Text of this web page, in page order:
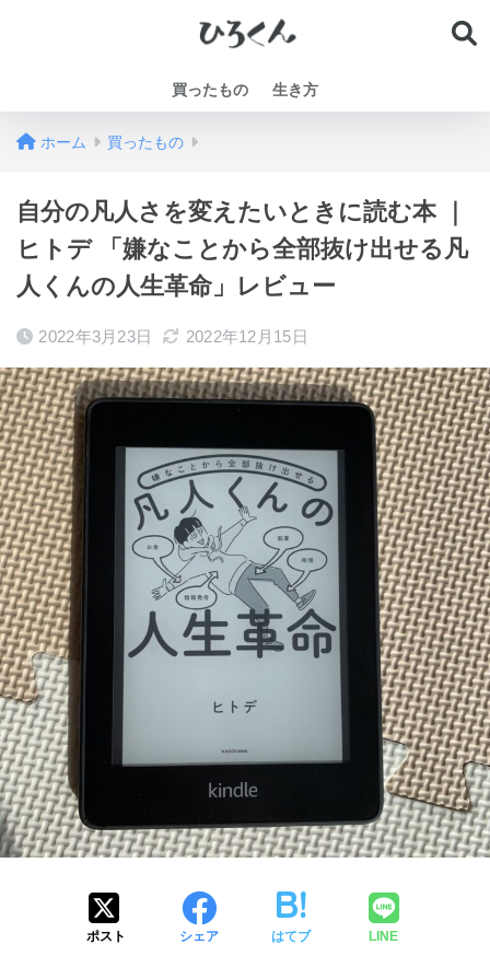
買ったもの 生き方
ホーム 買ったもの
自分の凡人さを変えたいときに読む本 ｜
ヒトデ 「嫌なことから全部抜け出せる凡
人くんの人生革命」レビュー
2022年3月23日 2022年12月15日
ポスト シェア はてブ LINE